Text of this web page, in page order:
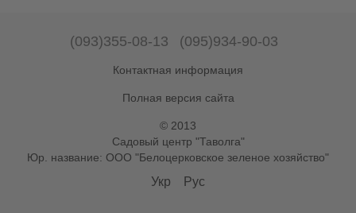
(093)355-08-13 (095)934-90-03
Контактная информация
Полная версия сайта
© 2013
Садовый центр "Таволга"
Юр. название: ООО "Белоцерковское зеленое хозяйство"
Укр Рус